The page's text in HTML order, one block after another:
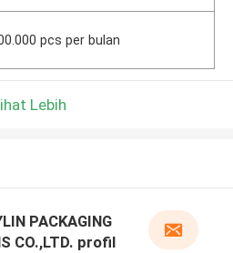
pcs per bulan
Lebih
PACKAGING
CO.,LTD. profil